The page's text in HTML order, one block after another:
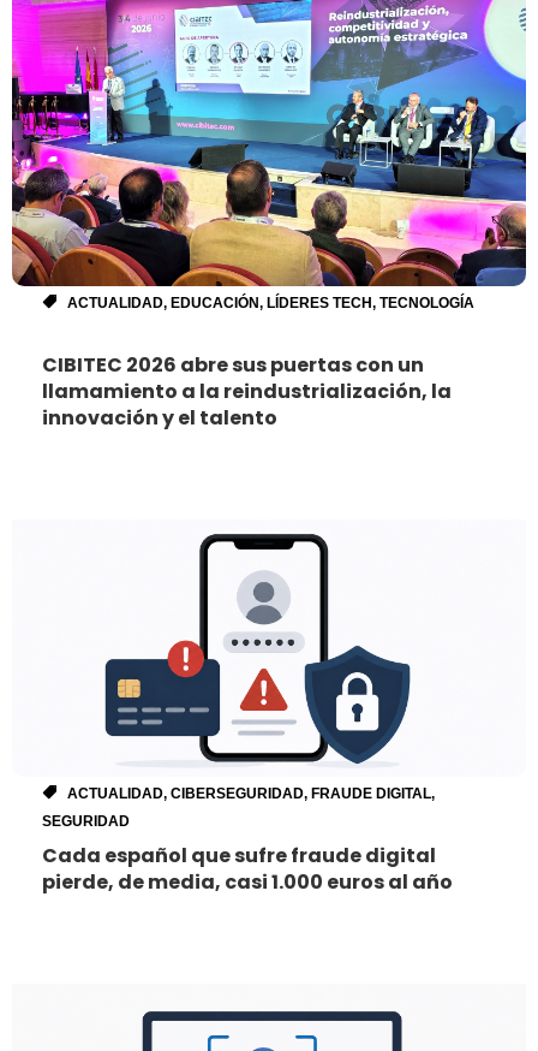
ACTUALIDAD, EDUCACIÓN, LÍDERES TECH, TECNOLOGÍA
CIBITEC 2026 abre sus puertas con un
llamamiento a la reindustrialización, la
innovación y el talento
ACTUALIDAD, CIBERSEGURIDAD, FRAUDE DIGITAL,
SEGURIDAD
Cada español que sufre fraude digital
pierde, de media, casi 1.000 euros al año